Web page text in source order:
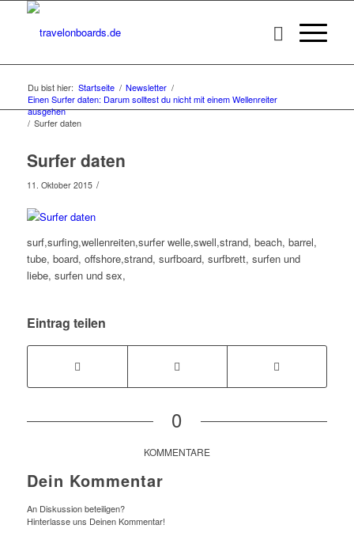
Du bist hier: Startseite / Newsletter /
Einen Surfer daten: Darum solltest du nicht mit einem Wellenreiter
ausgehen
/ Surfer daten
Surfer daten
11. Oktober 2015 /
surf,surfing,wellenreiten,surfer welle,swell,strand, beach, barrel,
tube, board, offshore,strand, surfboard, surfbrett, surfen und
liebe, surfen und sex,
Eintrag teilen
0
KOMMENTARE
Dein Kommentar
An Diskussion beteiligen?
Hinterlasse uns Deinen Kommentar!